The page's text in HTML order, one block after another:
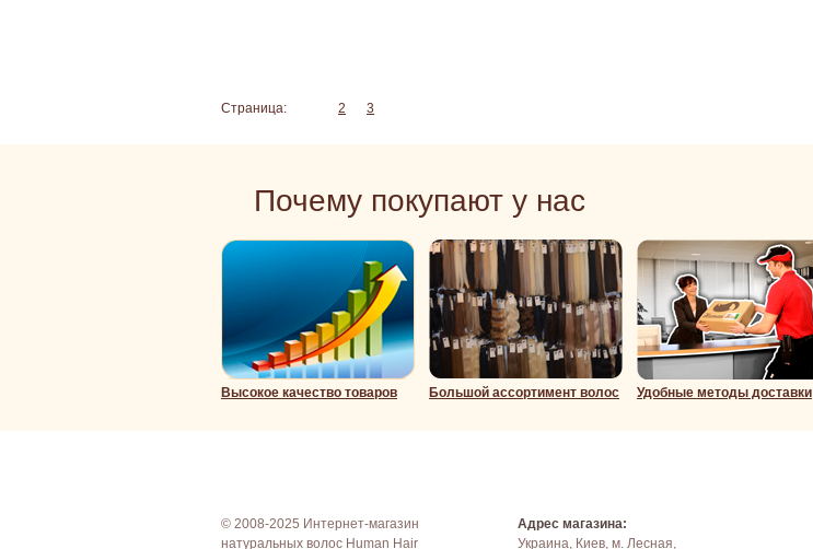
Страница: 2 3
Почему покупают у нас
Высокое качество товаров Большой ассортимент волос Удобные методы доставки
© 2008-2025 Интернет-магазин
натуральных волос Human Hair
Адрес магазина:
Украина, Киев, м. Лесная,